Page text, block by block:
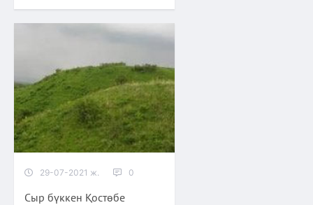
29-07-2021 ж. 0
Сыр бүккен Қостөбе